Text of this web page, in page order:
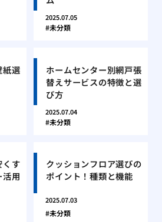
2025.07.05
未分類
紙選
ホームセンター別網戸張
替えサービスの特徴と選
び方
2025.07.04
未分類
くす
用
クッションフロア選びの
ポイント！種類と機能
2025.07.03
未分類